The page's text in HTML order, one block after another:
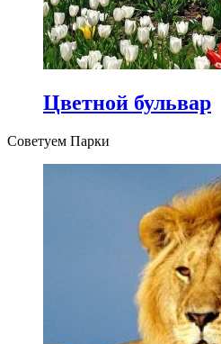
Цветной бульвар
Советуем Парки